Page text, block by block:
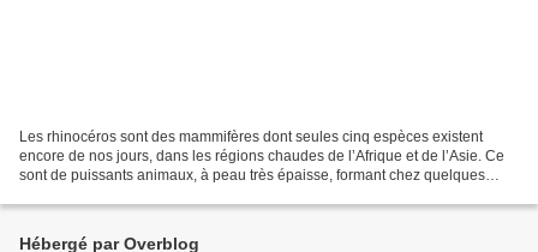
Les rhinocéros sont des mammifères dont seules cinq espèces existent
encore de nos jours, dans les régions chaudes de l’Afrique et de l’Asie. Ce
sont de puissants animaux, à peau très épaisse, formant chez quelques
Hébergé par Overblog